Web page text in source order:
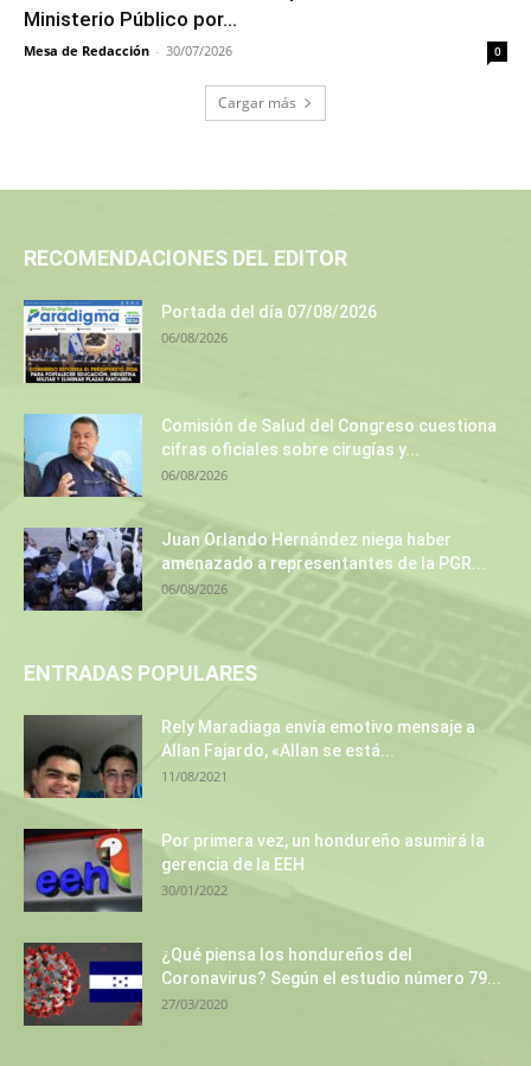
Ministerio Público por...
Mesa de Redacción - 30/07/2026 0
Cargar más
RECOMENDACIONES DEL EDITOR
Portada del día 07/08/2026
06/08/2026
Comisión de Salud del Congreso cuestiona
cifras oficiales sobre cirugías y...
06/08/2026
Juan Orlando Hernández niega haber
amenazado a representantes de la PGR...
06/08/2026
ENTRADAS POPULARES
Rely Maradiaga envía emotivo mensaje a
Allan Fajardo, «Allan se está...
11/08/2021
Por primera vez, un hondureño asumirá la
gerencia de la EEH
30/01/2022
¿Qué piensa los hondureños del
Coronavirus? Según el estudio número 79...
27/03/2020